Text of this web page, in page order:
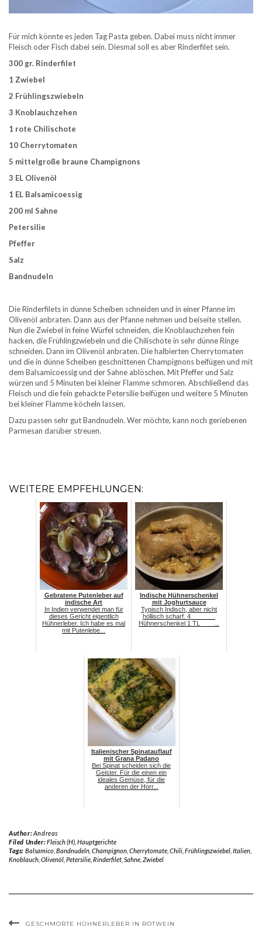
Für mich könnte es jeden Tag Pasta geben. Dabei muss nicht immer
Fleisch oder Fisch dabei sein. Diesmal soll es aber Rinderfilet sein.
300 gr. Rinderfilet
1 Zwiebel
2 Frühlingszwiebeln
3 Knoblauchzehen
1 rote Chilischote
10 Cherrytomaten
5 mittelgroße braune Champignons
3 EL Olivenöl
1 EL Balsamicoessig
200 ml Sahne
Petersilie
Pfeffer
Salz
Bandnudeln
Die Rinderfilets in dünne Scheiben schneiden und in einer Pfanne im
Olivenöl anbraten. Dann aus der Pfanne nehmen und beiseite stellen.
Nun die Zwiebel in feine Würfel schneiden, die Knoblauchzehen fein
hacken, die Frühlingzwiebeln und die Chilischote in sehr dünne Ringe
schneiden. Dann im Olivenöl anbraten. Die halbierten Cherrytomaten
und die in dünne Scheiben geschnittenen Champignons beifügen und mit
dem Balsamicoessig und der Sahne ablöschen. Mit Pfeffer und Salz
würzen und 5 Minuten bei kleiner Flamme schmoren. Abschließend das
Fleisch und die fein gehackte Petersilie beifügen und weitere 5 Minuten
bei kleiner Flamme köcheln lassen.
Dazu passen sehr gut Bandnudeln. Wer möchte, kann noch geriebenen
Parmesan darüber streuen.
WEITERE EMPFEHLUNGEN:
Gebratene Putenleber auf
indische Art
In Indien verwendet man für
dieses Gericht eigentlich
Hühnerleber. Ich habe es mal
mit Putenlebe...
Indische Hühnerschenkel
mit Joghurtsauce
Typisch Indisch, aber nicht
höllisch scharf. 4
Hühnerschenkel 1 TL ...
Italienischer Spinatauflauf
mit Grana Padano
Bei Spinat scheiden sich die
Geister. Für die einen ein
ideales Gemüse, für die
anderen der Horr...
Author:Andreas
Filed Under:Fleisch (H), Hauptgerichte
Tags: Balsamico, Bandnudeln, Champignon, Cherrytomate, Chili, Frühlingszwiebel, Italien,
Knoblauch Olivenöl Petersilie Rinderfilet Sahne Zwiebel
GESCHMORTE HÜHNERLEBER IN ROTWEIN